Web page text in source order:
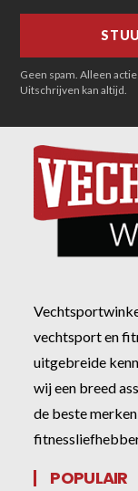
Geen spam. Alleen
Uitschrijven kan altijd.
vechtsport en
uitgebreide
wij een breed
de beste
POPULAIR